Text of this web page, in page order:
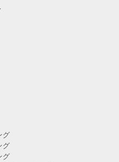
グ
グ
グ